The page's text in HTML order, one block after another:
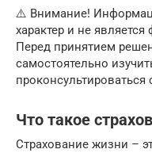
⚠️ Внимание!
характер и не
Перед принятием
самостоятельно
Что такое
Страхование жизни –